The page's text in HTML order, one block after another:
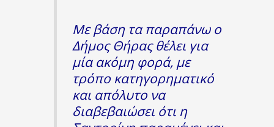
Με βάση τα παραπάνω ο
Δήμος Θήρας θέλει για
μία ακόμη φορά, με
τρόπο κατηγορηματικό
και απόλυτο να
διαβεβαιώσει ότι η